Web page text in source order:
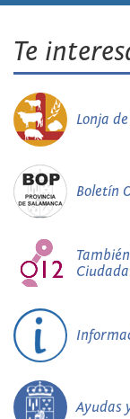
Te
Lonja
Boletín
Ayudas